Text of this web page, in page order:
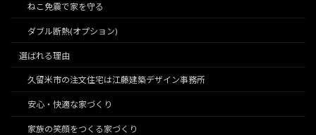
ねこ免震で家を守る
ダブル断熱(オプション)
選ばれる理由
久留米市の注文住宅は江藤建築デザイン事務所
安心・快適な家づくり
家族の笑顔をつくる家づくり